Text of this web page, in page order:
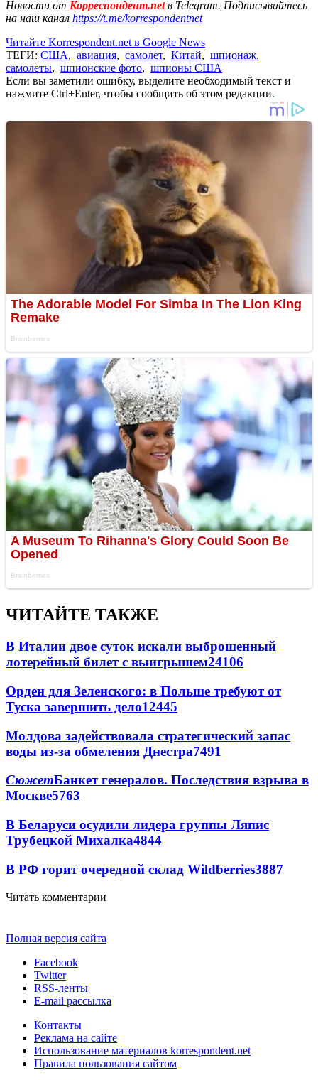
Новости от Корреспондент.netв Telegram. Подписывайтесь
на наш канал https://t.me/korrespondentnet
Читайте Korrespondent.net в Google News
ТЕГИ: США, авиация, самолет, Китай, шпионаж,
самолеты, шпионские фото, шпионы США
Если вы заметили ошибку, выделите необходимый текст и
нажмите Ctrl+Enter, чтобы сообщить об этом редакции.
ЧИТАЙТЕ ТАКЖЕ
В Италии двое суток искали выброшенный
лотерейный билет с выигрышем24106
Орден для Зеленского: в Польше требуют от
Туска завершить дело12445
Молдова задействовала стратегический запас
воды из-за обмеления Днестра7491
СюжетБанкет генералов. Последствия взрыва в
Москве5763
В Беларуси осудили лидера группы Ляпис
Трубецкой Михалка4844
В РФ горит очередной склад Wildberries3887
Читать комментарии
Полная версия сайта
Facebook
Twitter
RSS-ленты
E-mail рассылка
Контакты
Реклама на сайте
Использование материалов korrespondent.net
Правила пользования сайтом